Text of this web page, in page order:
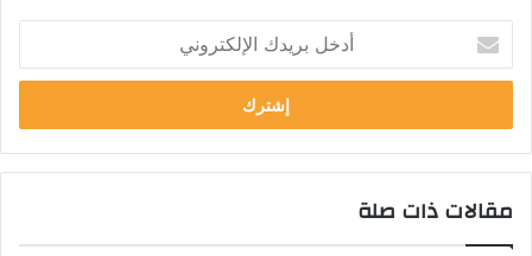
بريدك
الإلكتروني
مقالات ذات صلة